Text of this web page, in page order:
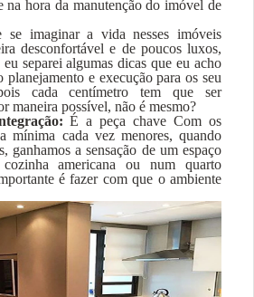
na hora da manutenção do imóvel de
se imaginar a vida nesses imóveis
desconfortável e de poucos luxos,
separei algumas dicas que eu acho
planejamento e execução para os seu
cada centímetro tem que ser
maneira possível, não é mesmo?
É a peça chave Com os
mínima cada vez menores, quando
ganhamos a sensação de um espaço
americana ou num quarto
é fazer com que o ambiente